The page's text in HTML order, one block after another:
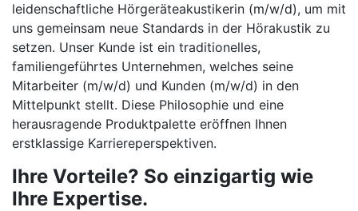
leidenschaftliche Hörgeräteakustikerin (m/w/d), um mit
uns gemeinsam neue Standards in der Hörakustik zu
setzen. Unser Kunde ist ein traditionelles,
familiengeführtes Unternehmen, welches seine
Mitarbeiter (m/w/d) und Kunden (m/w/d) in den
Mittelpunkt stellt. Diese Philosophie und eine
herausragende Produktpalette eröffnen Ihnen
erstklassige Karriereperspektiven.
Ihre Vorteile? So einzigartig wie
Ihre Expertise.